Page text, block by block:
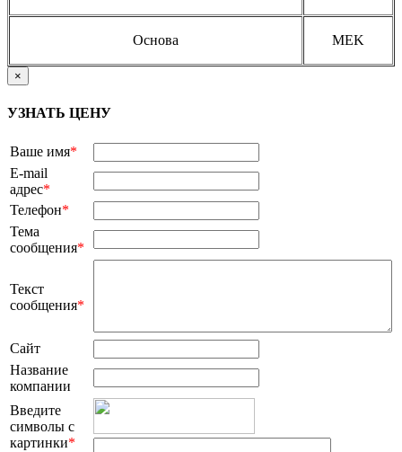
Основа MEK
×
УЗНАТЬ ЦЕНУ
Ваше имя*
E-mail
адрес*
Телефон*
Тема
сообщения*
Текст
сообщения*
Сайт
Название
компании
Введите
символы с
картинки*